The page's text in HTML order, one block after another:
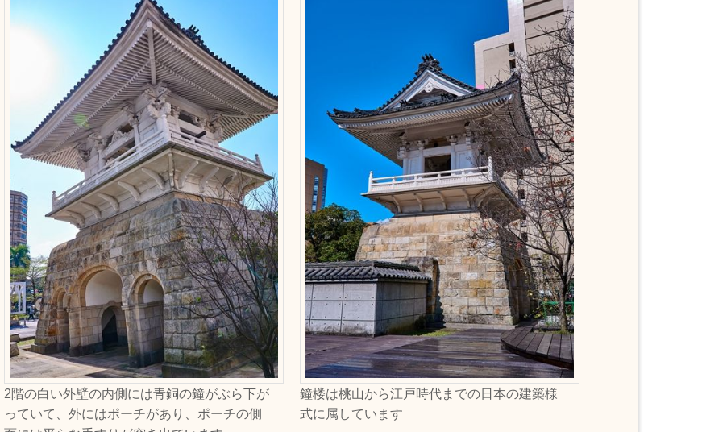
2階の白い外壁の内側には青銅の鐘がぶら下が
っていて、外にはポーチがあり、ポーチの側
鐘楼は桃山から江戸時代までの日本の建築様
式に属しています